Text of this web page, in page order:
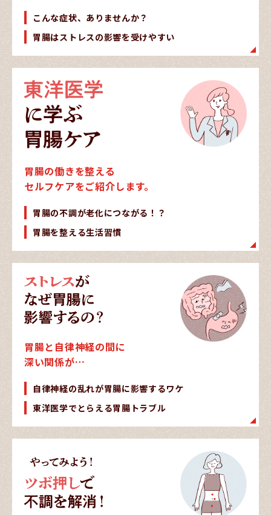
こんな症状、ありませんか？
胃腸はストレスの影響を受けやすい
胃腸の働きを整える
セルフケアをご紹介します。
胃腸の不調が老化につながる！？
胃腸を整える生活習慣
胃腸と自律神経の間に
深い関係が…
自律神経の乱れが胃腸に影響するワケ
東洋医学でとらえる胃腸トラブル